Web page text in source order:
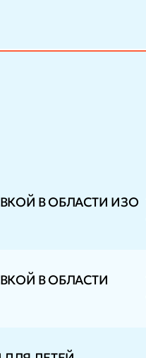
В ОБЛАСТИ ИЗО
В ОБЛАСТИ